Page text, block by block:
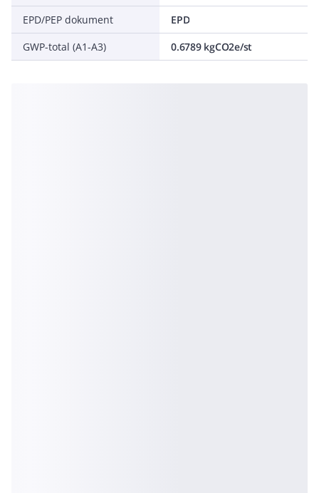
EPD/PEP dokument
EPD
GWP-total (A1-A3)
0.6789 kgCO2e/st